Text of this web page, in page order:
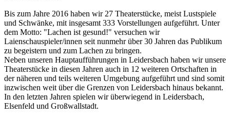
Bis zum Jahre 2016 haben wir 27 Theaterstücke, meist Lustspiele
und Schwänke, mit insgesamt 333 Vorstellungen aufgeführt. Unter
dem Motto: "Lachen ist gesund!" versuchen wir
Laienschauspieler/innen seit nunmehr über 30 Jahren das Publikum
zu begeistern und zum Lachen zu bringen.
Neben unseren Hauptaufführungen in Leidersbach haben wir unsere
Theaterstücke in diesen Jahren auch in 12 weiteren Ortschaften in
der näheren und teils weiteren Umgebung aufgeführt und sind somit
inzwischen weit über die Grenzen von Leidersbach hinaus bekannt.
In den letzten Jahren spielen wir überwiegend in Leidersbach,
Elsenfeld und Großwallstadt.